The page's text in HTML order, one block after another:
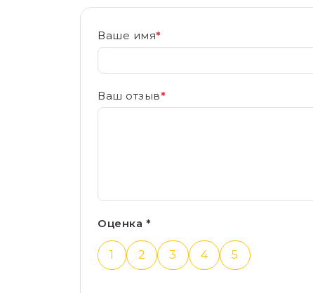
Ваше имя*
Ваш отзыв*
Оценка *
1 2 3 4 5